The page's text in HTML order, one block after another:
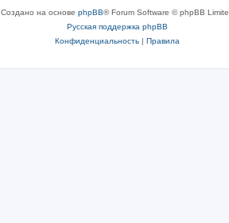
Создано на основе phpBB® Forum Software © phpBB
Русская поддержка phpBB
Конфиденциальность| Правила